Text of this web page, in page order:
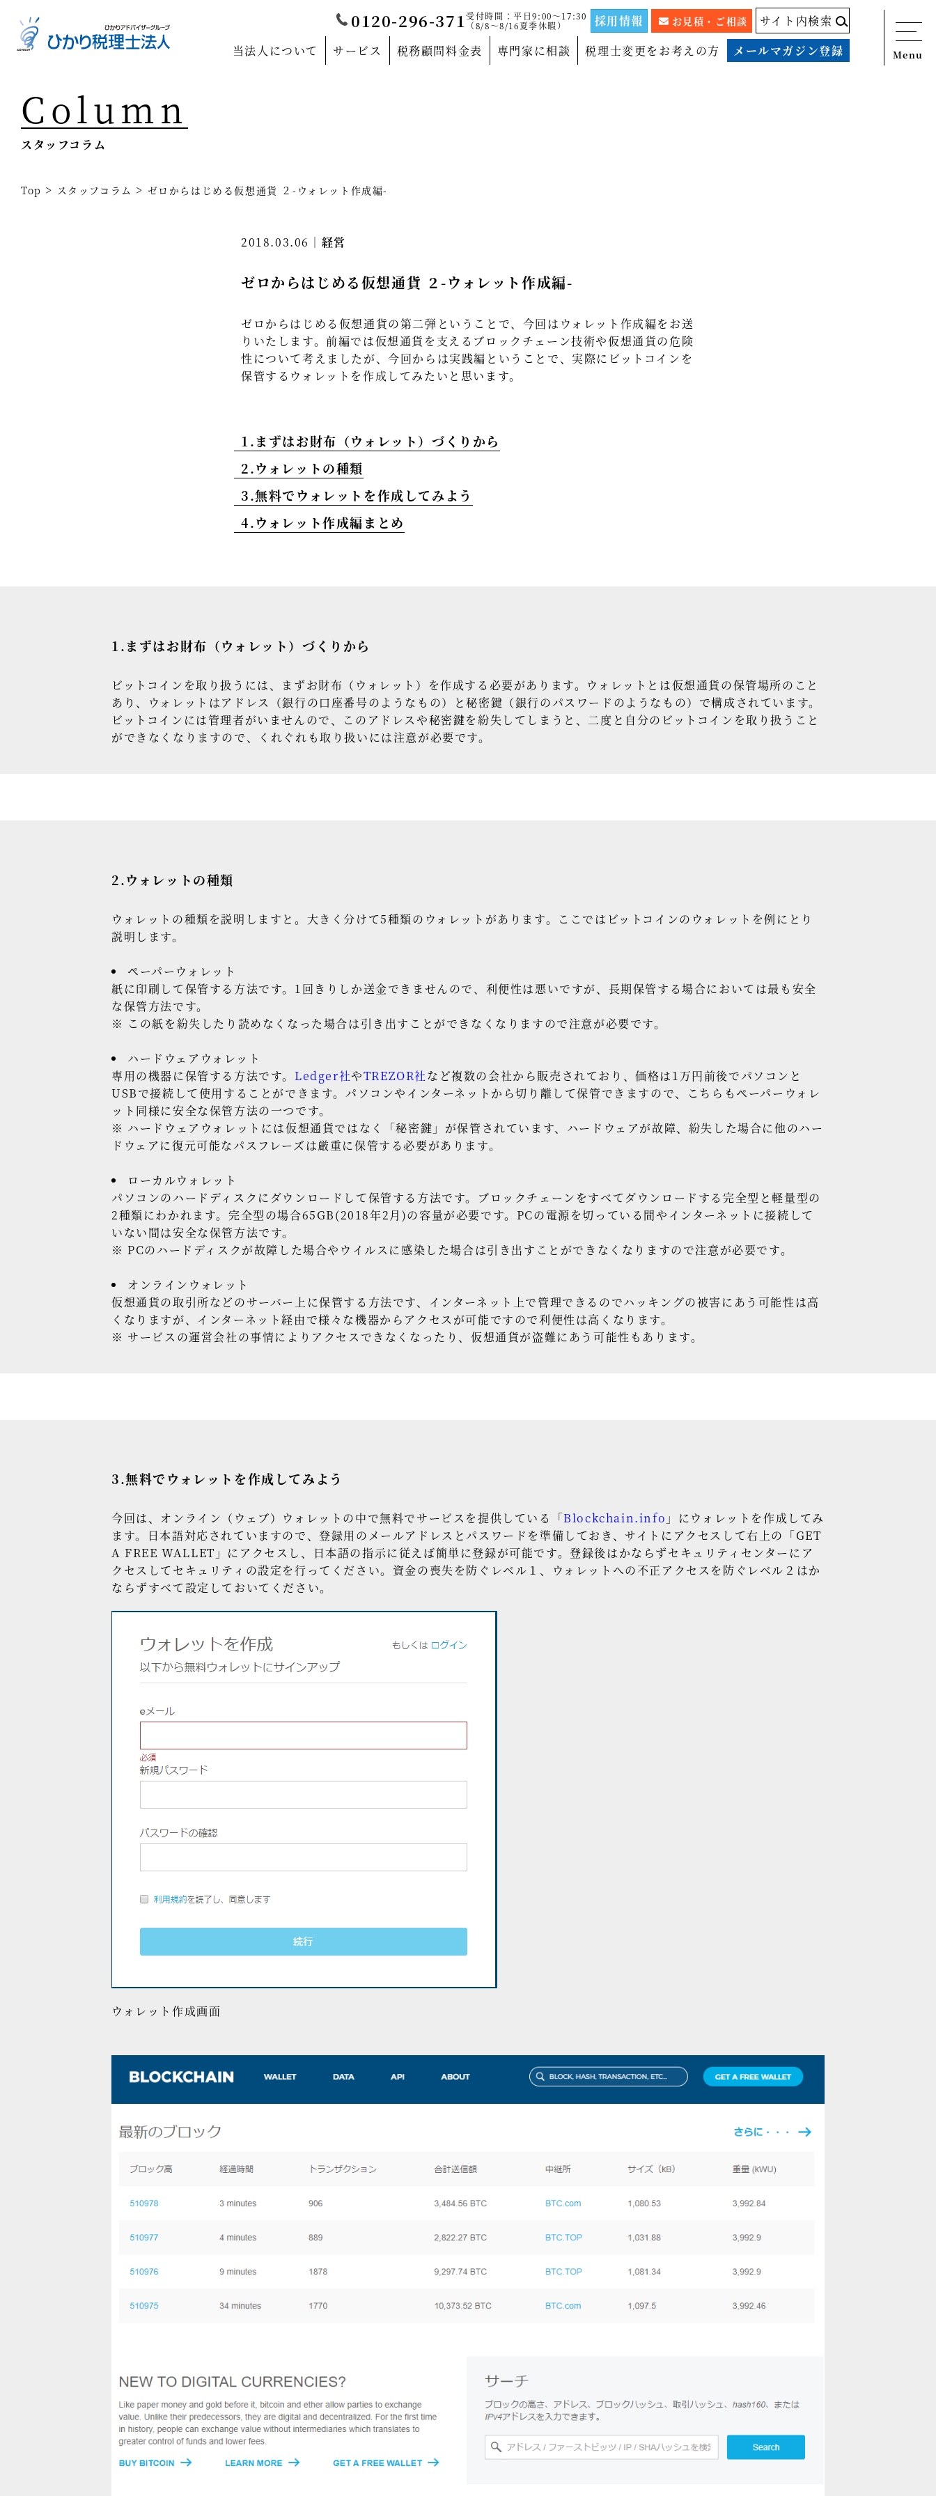
0120-296-371受付時間：平日9:00～17:30
（8/8～8/16夏季休暇）
採用情報 お見積・ご相談
サイト内検索
当法人について
サービス 税務顧問料金表 専門家に相談 税理士変更をお考えの方 メールマガジン登録 Menu
Top
経営コンサルティングの専門家
税務調査の専門家
医療業界の専門家
事業部紹介
Column
スタッフコラム
Top > スタッフコラム > ゼロからはじめる仮想通貨 ２-ウォレット作成編-
2018.03.06｜ 経営
ゼロからはじめる仮想通貨 ２-ウォレット作成編-
ゼロからはじめる仮想通貨の第二弾ということで、今回はウォレット作成編をお送
りいたします。前編では仮想通貨を支えるブロックチェーン技術や仮想通貨の危険
性について考えましたが、今回からは実践編ということで、実際にビットコインを
保管するウォレットを作成してみたいと思います。
1.まずはお財布（ウォレット）づくりから
2.ウォレットの種類
3.無料でウォレットを作成してみよう
4.ウォレット作成編まとめ
1.まずはお財布（ウォレット）づくりから
ビットコインを取り扱うには、まずお財布（ウォレット）を作成する必要があります。ウォレットとは仮想通貨の保管場所のこと
あり、ウォレットはアドレス（銀行の口座番号のようなもの）と秘密鍵（銀行のパスワードのようなもの）で構成されています。
ビットコインには管理者がいませんので、このアドレスや秘密鍵を紛失してしまうと、二度と自分のビットコインを取り扱うこと
ができなくなりますので、くれぐれも取り扱いには注意が必要です。
2.ウォレットの種類
ウォレットの種類を説明しますと。大きく分けて5種類のウォレットがあります。ここではビットコインのウォレットを例にとり
説明します。
ペーパーウォレット
紙に印刷して保管する方法です。1回きりしか送金できませんので、利便性は悪いですが、長期保管する場合においては最も安全
な保管方法です。
※ この紙を紛失したり読めなくなった場合は引き出すことができなくなりますので注意が必要です。
ハードウェアウォレット
専用の機器に保管する方法です。 Ledger社やTREZOR社など複数の会社から販売されており、価格は1万円前後でパソコンと
USBで接続して使用することができます。パソコンやインターネットから切り離して保管できますので、こちらもペーパーウォレ
ット同様に安全な保管方法の一つです。
※ ハードウェアウォレットには仮想通貨ではなく「秘密鍵」が保管されています、ハードウェアが故障、紛失した場合に他のハー
ドウェアに復元可能なパスフレーズは厳重に保管する必要があります。
ローカルウォレット
パソコンのハードディスクにダウンロードして保管する方法です。ブロックチェーンをすべてダウンロードする完全型と軽量型の
2種類にわかれます。完全型の場合65GB(2018年2月)の容量が必要です。PCの電源を切っている間やインターネットに接続して
いない間は安全な保管方法です。
※ PCのハードディスクが故障した場合やウイルスに感染した場合は引き出すことができなくなりますので注意が必要です。
オンラインウォレット
仮想通貨の取引所などのサーバー上に保管する方法です、インターネット上で管理できるのでハッキングの被害にあう可能性は高
くなりますが、インターネット経由で様々な機器からアクセスが可能ですので利便性は高くなります。
※ サービスの運営会社の事情によりアクセスできなくなったり、仮想通貨が盗難にあう可能性もあります。
3.無料でウォレットを作成してみよう
今回は、オンライン（ウェブ）ウォレットの中で無料でサービスを提供している「Blockchain.info 」にウォレットを作成してみ
ます。日本語対応されていますので、登録用のメールアドレスとパスワードを準備しておき、サイトにアクセスして右上の「GET
A FREE WALLET」にアクセスし、日本語の指示に従えば簡単に登録が可能です。登録後はかならずセキュリティセンターにア
クセスしてセキュリティの設定を行ってください。資金の喪失を防ぐレベル１、ウォレットへの不正アクセスを防ぐレベル２はか
ならずすべて設定しておいてください。
ウォレット作成画面